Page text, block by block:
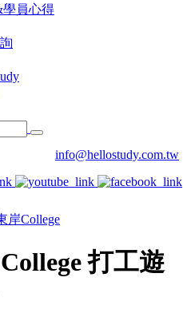
學員心得
info@hellostudy.com.tw
岸College
打工遊